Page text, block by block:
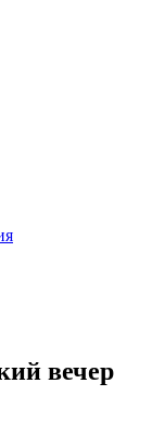
вечер